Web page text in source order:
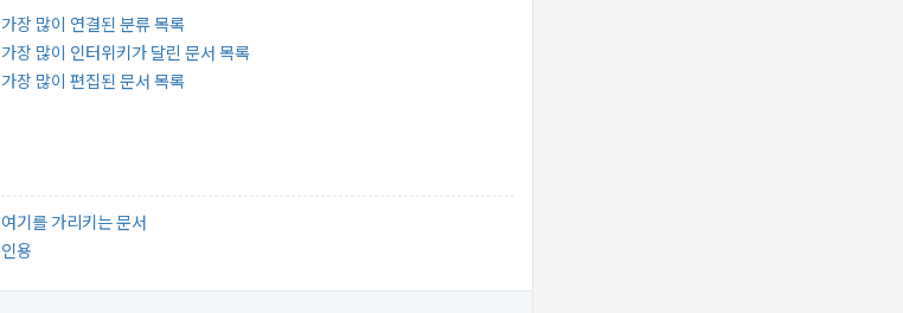
가장 많이 연결된 분류 목록
가장 많이 인터위키가 달린 문서 목록
가장 많이 편집된 문서 목록
여기를 가리키는 문서
인용